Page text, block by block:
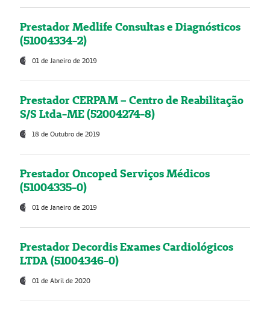
Prestador Medlife Consultas e Diagnósticos
(51004334-2)
01 de Janeiro de 2019
Prestador CERPAM – Centro de Reabilitação
S/S Ltda-ME (52004274-8)
18 de Outubro de 2019
Prestador Oncoped Serviços Médicos
(51004335-0)
01 de Janeiro de 2019
Prestador Decordis Exames Cardiológicos
LTDA (51004346-0)
01 de Abril de 2020